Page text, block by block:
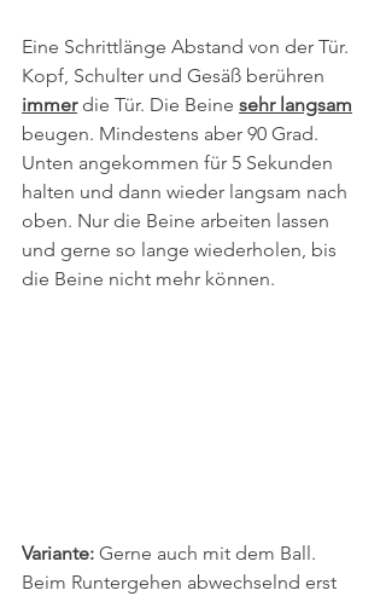
Eine Schrittlänge Abstand von der Tür.
Kopf, Schulter und Gesäß berühren
immer die Tür. Die Beine sehr langsam
beugen. Mindestens aber 90 Grad.
Unten angekommen für 5 Sekunden
halten und dann wieder langsam nach
oben. Nur die Beine arbeiten lassen
und gerne so lange wiederholen, bis
die Beine nicht mehr können.
Variante: Gerne auch mit dem Ball.
Beim Runtergehen abwechselnd erst